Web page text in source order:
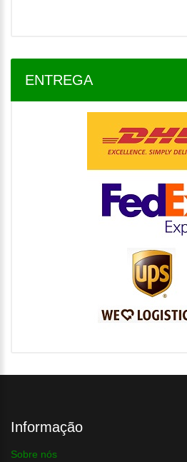
ENTREGA
Informação
Sobre nós